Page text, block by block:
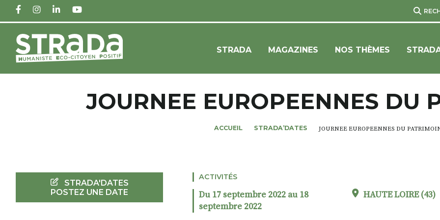
FACEBOOKINSTAGRAM
LINKEDINYOUTUBE
STRADA MAGAZINES NOS THÈMES
JOURNEE EUROPEENNES DU
ACCUEIL STRADA’DATES JOURNEE EUROPEENNES DU
ACTIVITÉS
Du 17 septembre 2022 au 18
septembre 2022
HAUTE LOIRE (43)
STRADA'DATES
POSTEZ UNE DATE